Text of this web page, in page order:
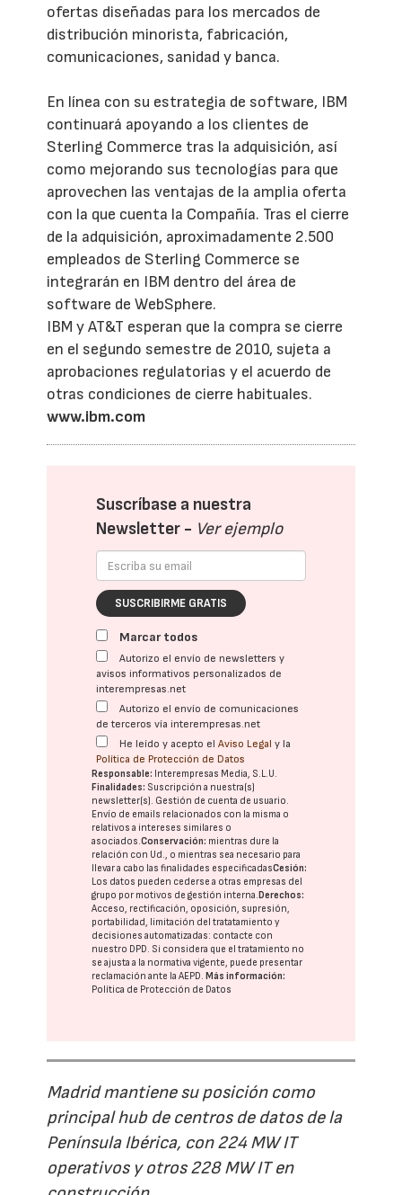
ofertas diseñadas para los mercados de
distribución minorista, fabricación,
comunicaciones, sanidad y banca.
En línea con su estrategia de software, IBM
continuará apoyando a los clientes de
Sterling Commerce tras la adquisición, así
como mejorando sus tecnologías para que
aprovechen las ventajas de la amplia oferta
con la que cuenta la Compañía. Tras el cierre
de la adquisición, aproximadamente 2.500
empleados de Sterling Commerce se
integrarán en IBM dentro del área de
software de WebSphere.
IBM y AT&T esperan que la compra se cierre
en el segundo semestre de 2010, sujeta a
aprobaciones regulatorias y el acuerdo de
otras condiciones de cierre habituales.
www.ibm.com
Suscríbase a nuestra
Newsletter - Ver ejemplo
SUSCRIBIRME GRATIS
Marcar todos
Autorizo el envío de newsletters y
avisos informativos personalizados de
interempresas.net
Autorizo el envío de comunicaciones
de terceros vía interempresas.net
He leído y acepto elAviso Legal y la
Política de Protección de Datos
Responsable: Interempresas Media, S.L.U.
Finalidades: Suscripción a nuestra(s)
newsletter(s). Gestión de cuenta de usuario.
Envío de emails relacionados con la misma o
relativos a intereses similares o
asociados.Conservación: mientras dure la
relación con Ud., o mientras sea necesario para
llevar a cabo las finalidades especificadasCesión:
Los datos pueden cederse a otras empresas del
grupo por motivos de gestión interna. Derechos:
Acceso, rectificación, oposición, supresión,
portabilidad, limitación del tratatamiento y
decisiones automatizadas: contacte con
nuestro DPD. Si considera que el tratamiento no
se ajusta a la normativa vigente, puede presentar
reclamación ante laAEPD. Más información:
Política de Protección de Datos
Madrid mantiene su posición como
principal hub de centros de datos de la
Península Ibérica, con 224 MW IT
operativos y otros 228 MW IT en